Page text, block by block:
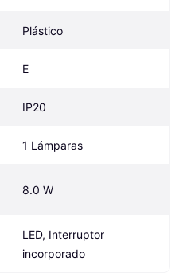
Plástico
E
IP20
1 Lámparas
8.0 W
LED, Interruptor
incorporado